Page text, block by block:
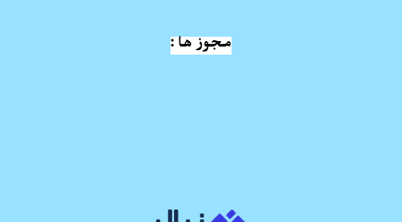
مجوز ها :